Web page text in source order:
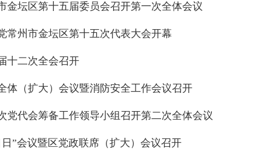
金坛区第十五届委员会召开第一次全体会议
常州市金坛区第十五次代表大会开幕
十二次全会召开
体（扩大）会议暨消防安全工作会议召开
党代会筹备工作领导小组召开第二次全体会议
”会议暨区党政联席（扩大）会议召开